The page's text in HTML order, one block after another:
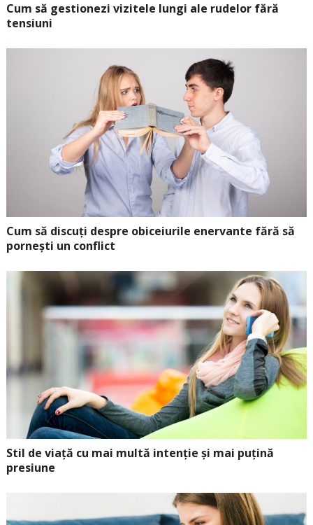
Cum să gestionezi vizitele lungi ale rudelor fără
tensiuni
Cum să discuți despre obiceiurile enervante fără să
pornești un conflict
Stil de viață cu mai multă intenție și mai puțină
presiune